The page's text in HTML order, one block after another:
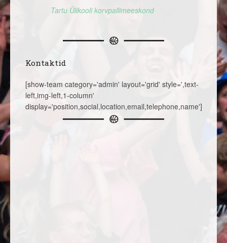
Tartu Ülikooli korvpallimeeskond
Kontaktid
[show-team category='admin' layout='grid' style=',text-
left,img-left,1-column'
display='position,social,location,email,telephone,name']